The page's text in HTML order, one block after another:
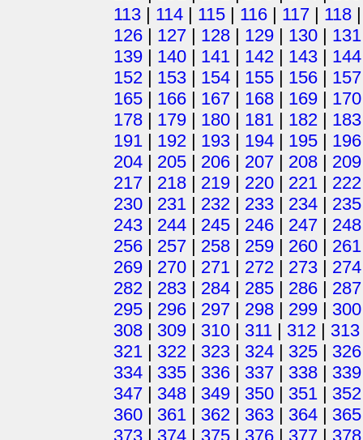
113 | 114 | 115 | 116 | 117 | 118
126 | 127 | 128 | 129 | 130 | 131
139 | 140 | 141 | 142 | 143 | 144
152 | 153 | 154 | 155 | 156 | 157
165 | 166 | 167 | 168 | 169 | 170
178 | 179 | 180 | 181 | 182 | 183
191 | 192 | 193 | 194 | 195 | 196
204 | 205 | 206 | 207 | 208 | 209
217 | 218 | 219 | 220 | 221 | 222
230 | 231 | 232 | 233 | 234 | 235
243 | 244 | 245 | 246 | 247 | 248
256 | 257 | 258 | 259 | 260 | 261
269 | 270 | 271 | 272 | 273 | 274
282 | 283 | 284 | 285 | 286 | 287
295 | 296 | 297 | 298 | 299 | 300
308 | 309 | 310 | 311 | 312 | 313
321 | 322 | 323 | 324 | 325 | 326
334 | 335 | 336 | 337 | 338 | 339
347 | 348 | 349 | 350 | 351 | 352
360 | 361 | 362 | 363 | 364 | 365
373 | 374 | 375 | 376 | 377 | 378